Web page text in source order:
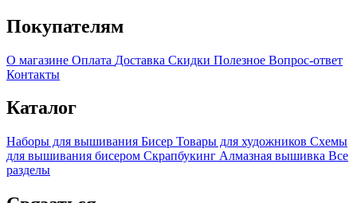
Покупателям
О магазине Оплата Доставка Скидки Полезное Вопрос-ответ
Контакты
Каталог
Наборы для вышивания Бисер Товары для художников Схемы
для вышивания бисером Скрапбукинг Алмазная вышивка Все
разделы